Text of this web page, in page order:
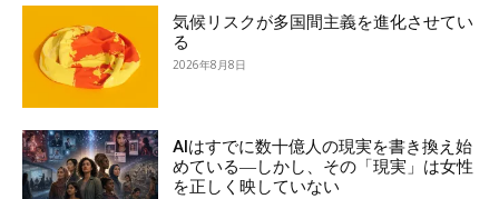
気候リスクが多国間主義を進化させてい
る
2026年8月8日
AIはすでに数十億人の現実を書き換え始
めている―しかし、その「現実」は女性
を正しく映していない